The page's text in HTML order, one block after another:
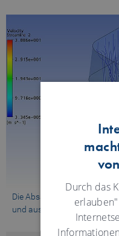
Die Absaugelemente sind
und aus robustem
Durch das